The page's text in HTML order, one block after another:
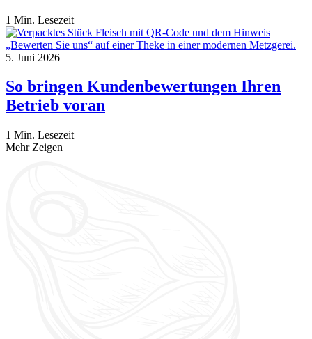
1 Min. Lesezeit
5. Juni 2026
So bringen Kundenbewertungen Ihren
Betrieb voran
1 Min. Lesezeit
Mehr Zeigen